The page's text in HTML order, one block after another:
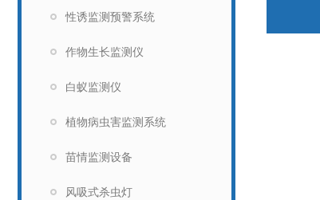
性诱监测预警系统
作物生长监测仪
白蚁监测仪
植物病虫害监测系统
苗情监测设备
风吸式杀虫灯